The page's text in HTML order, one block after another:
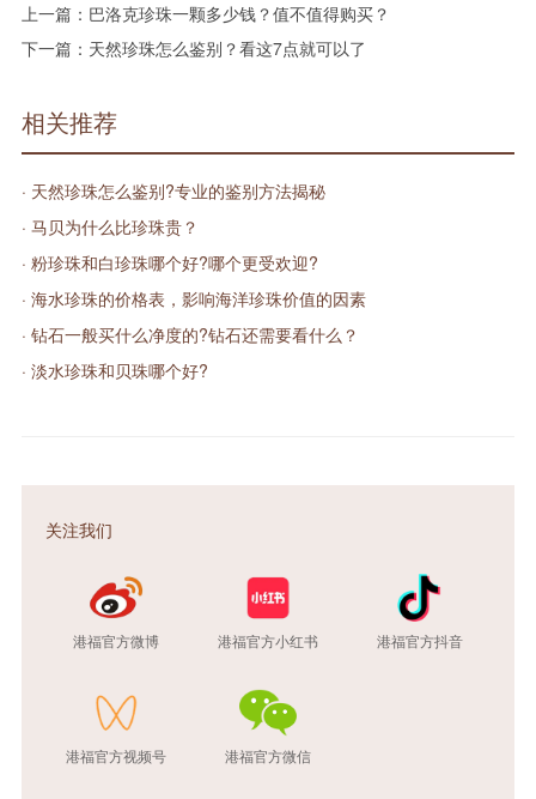
上一篇： 巴洛克珍珠一颗多少钱？值不值得购买？
下一篇： 天然珍珠怎么鉴别？看这7点就可以了
相关推荐
· 天然珍珠怎么鉴别?专业的鉴别方法揭秘
· 马贝为什么比珍珠贵？
· 粉珍珠和白珍珠哪个好?哪个更受欢迎?
· 海水珍珠的价格表，影响海洋珍珠价值的因素
· 钻石一般买什么净度的?钻石还需要看什么？
· 淡水珍珠和贝珠哪个好?
关注我们
港福官方微博 港福官方小红书 港福官方抖音
港福官方视频号 港福官方微信